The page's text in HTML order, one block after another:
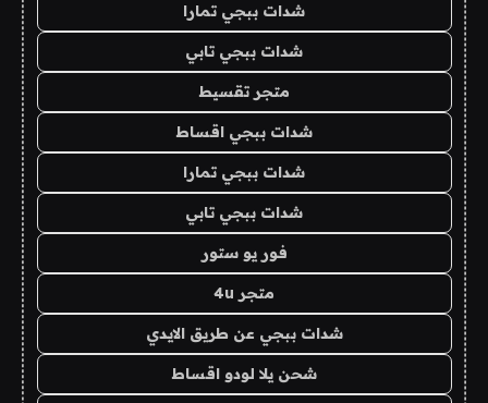
شدات ببجي تمارا
شدات ببجي تابي
متجر تقسيط
شدات ببجي اقساط
شدات ببجي تمارا
شدات ببجي تابي
فور يو ستور
متجر 4u
شدات ببجي عن طريق الايدي
شحن يلا لودو اقساط